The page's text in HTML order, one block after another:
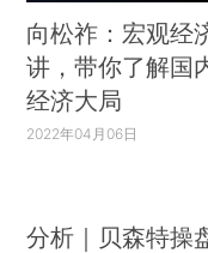
向松祚：宏观经
讲，带你了解国
经济大局
2022年04月06日
分析｜贝森特操